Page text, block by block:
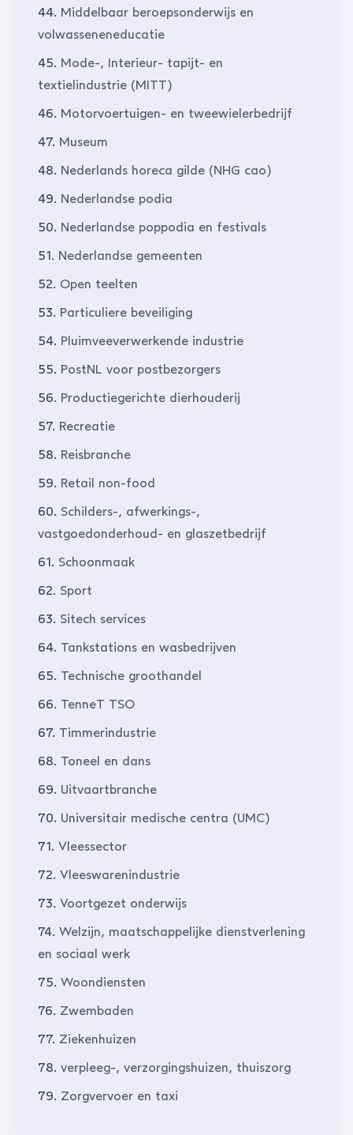
44. Middelbaar beroepsonderwijs en
volwasseneneducatie
45. Mode-, Interieur- tapijt- en
textielindustrie (MITT)
46. Motorvoertuigen- en tweewielerbedrijf
47. Museum
48. Nederlands horeca gilde (NHG cao)
49. Nederlandse podia
50. Nederlandse poppodia en festivals
51. Nederlandse gemeenten
52. Open teelten
53. Particuliere beveiliging
54. Pluimveeverwerkende industrie
55. PostNL voor postbezorgers
56. Productiegerichte dierhouderij
57. Recreatie
58. Reisbranche
59. Retail non-food
60. Schilders-, afwerkings-,
vastgoedonderhoud- en glaszetbedrijf
61. Schoonmaak
62. Sport
63. Sitech services
64. Tankstations en wasbedrijven
65. Technische groothandel
66. TenneT TSO
67. Timmerindustrie
68. Toneel en dans
69. Uitvaartbranche
70. Universitair medische centra (UMC)
71. Vleessector
72. Vleeswarenindustrie
73. Voortgezet onderwijs
74. Welzijn, maatschappelijke dienstverlening
en sociaal werk
75. Woondiensten
76. Zwembaden
77. Ziekenhuizen
78. verpleeg-, verzorgingshuizen, thuiszorg
79. Zorgvervoer en taxi